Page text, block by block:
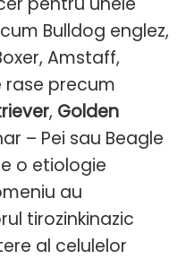
Bulldog englez,
Amstaff,
rase precum
, Golden
– Pei sau Beagle
o etiologie
au
tirozinkinazic
al celulelor